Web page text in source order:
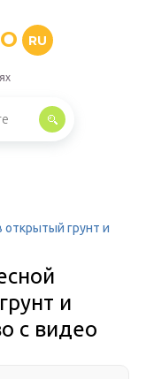
RU
открытый грунт и
и
с видео